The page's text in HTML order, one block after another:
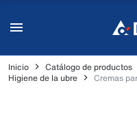
Inicio Catálogo de productos
Higiene de la ubre
Cremas